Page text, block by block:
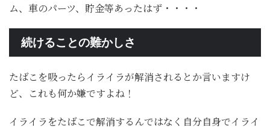
ム、車のパーツ、貯金等あったはず・・・・
続けることの難かしさ
たばこを吸ったらイライラが解消されるとか言いますけ
ど、これも何か嫌ですよね！
イライラをたばこで解消するんではなく自分自身でイライ